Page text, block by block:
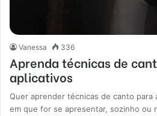
Vanessa 336
Aprenda técnicas de
aplicativos
Quer aprender técnicas de canto para
em que for se apresentar, sozinho ou